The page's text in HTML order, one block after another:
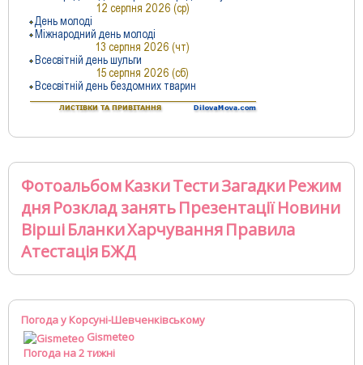
ФотоальбомКазкиТестиЗагадкиРежим
дняРозклад занятьПрезентаціїНовини
ВіршіБланкиХарчуванняПравила
АтестаціяБЖД
Погода у Корсуні-Шевченківському
Gismeteo
Погода на 2 тижні